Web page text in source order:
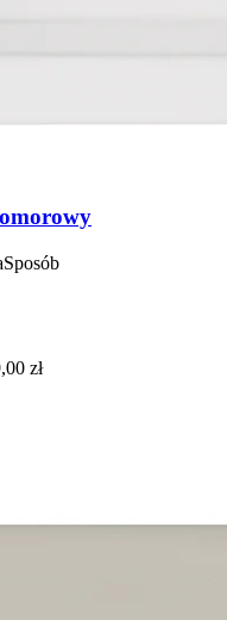
Sposób
zł